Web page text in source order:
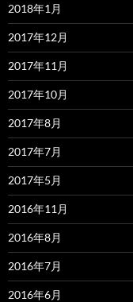
2018年1月
2017年12月
2017年11月
2017年10月
2017年8月
2017年7月
2017年5月
2016年11月
2016年8月
2016年7月
2016年6月